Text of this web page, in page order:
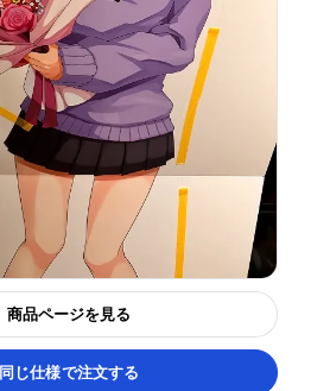
商品ページを見る
同じ仕様で注文する